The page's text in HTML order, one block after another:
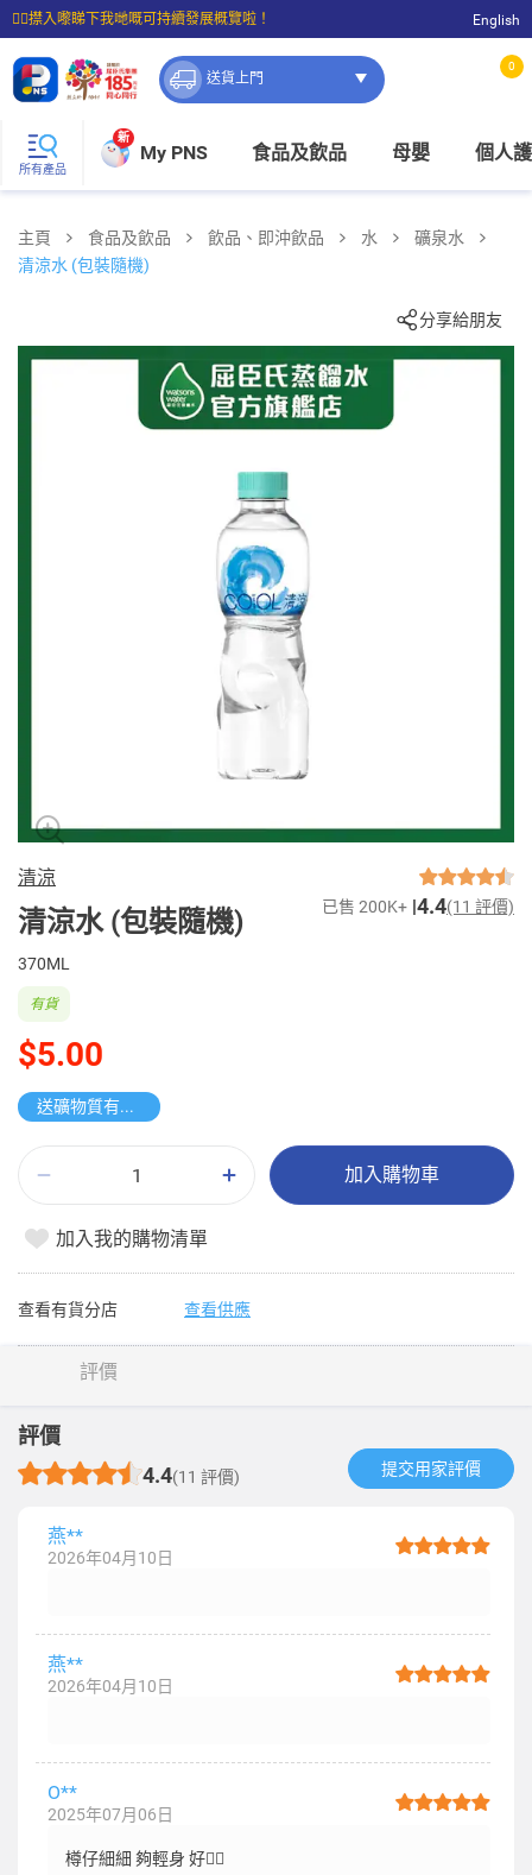
☝🏼㩒入嚟睇下我哋嘅可持續發展概覽啦！
⭐購物滿$399即享免費送貨；滿$100即可免費店取。
English
送貨上門
0
所有產品
新
My PNS 食品及飲品 母嬰 個人
主頁 食品及飲品 飲品、即沖飲品 水
礦泉水
清涼水 (包裝隨機)
分享給朋友
清涼
清涼水 (包裝隨機) 已售 200K+ 4.4(11 評價)
370ML
$5.00
有貨
送礦物質有氣水
加入購物車
加入我的購物清單
查看有貨分店 查看供應
評價
評價
4.4(11 評價) 提交用家評價​
燕**
2026年04月10日
燕**
2026年04月10日
O**
2025年07月06日
樽仔細細 夠輕身 好👍🏻